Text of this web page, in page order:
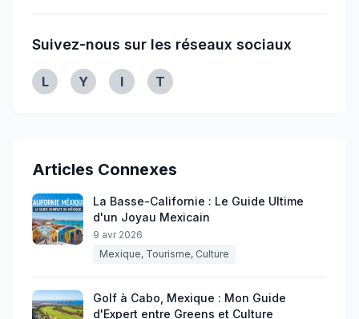
Suivez-nous sur les réseaux sociaux
Linkedin
L Youtube
Y Instagram
I Twitter
T
Articles Connexes
La Basse-Californie : Le Guide Ultime
d'un Joyau Mexicain
9 avr 2026
Mexique, Tourisme, Culture
Golf à Cabo, Mexique : Mon Guide
d'Expert entre Greens et Culture